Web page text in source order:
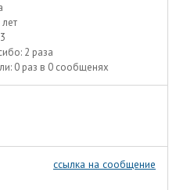
2 раза
0 раз в 0 сообщенях
ссылка на сообщение